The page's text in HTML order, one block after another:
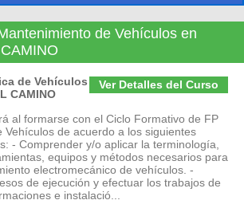
de Vehículos en
Ver Detalles del Curso
de Vehículos
CAMINO
al formarse con el Ciclo Formativo de FP
Vehículos de acuerdo a los siguientes
- Comprender y/o aplicar la terminología,
equipos y métodos necesarios para
electromecánico de vehículos. -
de ejecución y efectuar los trabajos de
e instalació...